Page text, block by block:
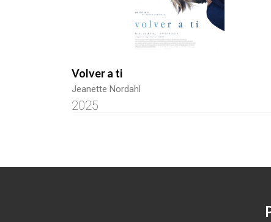
Volver a ti
Jeanette Nordahl
2025